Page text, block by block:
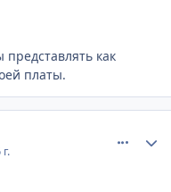
как
платы.